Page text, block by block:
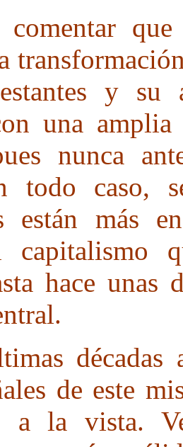
comentar
y
una
nunca
todo caso,
están más
capitalismo
hace unas
de este
a la vista.